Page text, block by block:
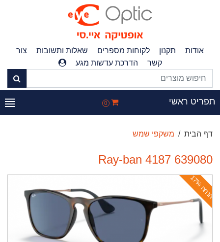
אודות תקנון לקוחות מספרים שאלות ותשובות
צור
קשר
הדרכת עדשות מגע
ראשי 0
דף הבית משקפי שמש
Ray-ban 4187 639080
ה
נ
ח
ה
1
7